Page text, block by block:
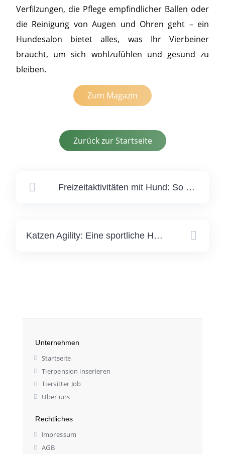
Verfilzungen, die Pflege empfindlicher Ballen oder
die Reinigung von Augen und Ohren geht – ein
Hundesalon bietet alles, was Ihr Vierbeiner
braucht, um sich wohlzufühlen und gesund zu
bleiben.
Zum Magazin
Zurück zur Startseite
Freizeitaktivitäten mit Hund: So wird der Winter auch drinnen spannend
Katzen Agility: Eine sportliche Herausforderung für Katze und Halter
Unternehmen
Startseite
Tierpension inserieren
Tiersitter Job
Über uns
Rechtliches
Impressum
AGB